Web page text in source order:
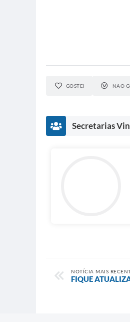
GOSTEI NÃO
Secretarias
NOTÍCIA MAIS
FIQUE